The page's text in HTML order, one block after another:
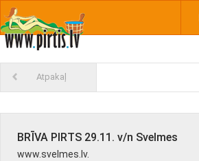
Atpakaļ
BRĪVA PIRTS 29.11. v/n Svelmes
www.svelmes.lv.